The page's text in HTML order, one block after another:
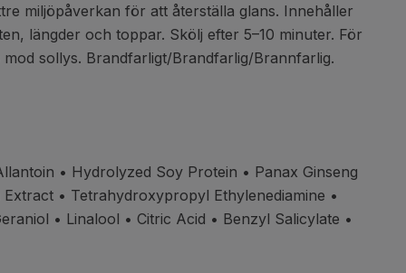
miljöpåverkan för att återställa glans. Innehåller
längder och toppar. Skölj efter 5–10 minuter. För
sollys. Brandfarligt/Brandfarlig/Brannfarlig.
• Hydrolyzed Soy Protein • Panax Ginseng
Extract • Tetrahydroxypropyl Ethylenediamine •
• Linalool • Citric Acid • Benzyl Salicylate •